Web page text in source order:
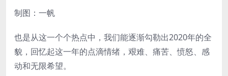
制图：一帆
也是从这一个个热点中，我们能逐渐勾勒出2020年的全
貌，回忆起这一年的点滴情绪，艰难、痛苦、愤怒、感
动和无限希望。